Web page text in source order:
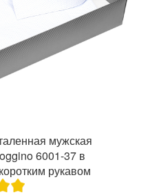
мужская
6001-37 в
рукавом